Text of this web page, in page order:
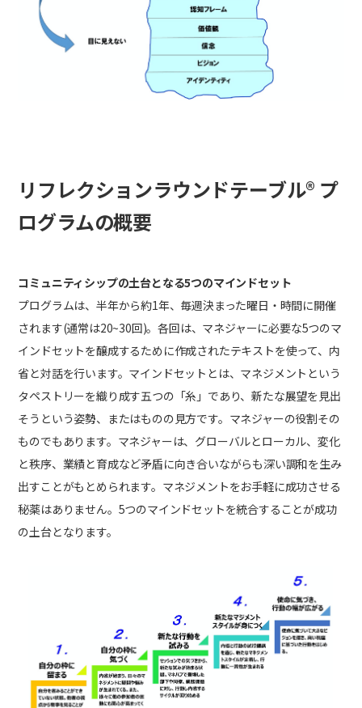
リフレクションラウンドテーブル® プ
ログラムの概要
コミュニティシップの土台となる5つのマインドセット
プログラムは、半年から約1年、毎週決まった曜日・時間に開催
されます(通常は20~30回)。各回は、マネジャーに必要な5つのマ
インドセットを醸成するために作成されたテキストを使って、内
省と対話を行います。マインドセットとは、マネジメントという
タペストリーを織り成す五つの「糸」であり、新たな展望を見出
そうという姿勢、またはものの見方です。マネジャーの役割その
ものでもあります。マネジャーは、グローバルとローカル、変化
と秩序、業績と育成など矛盾に向き合いながらも深い調和を生み
出すことがもとめられます。マネジメントをお手軽に成功させる
秘薬はありません。5つのマインドセットを統合することが成功
の土台となります。